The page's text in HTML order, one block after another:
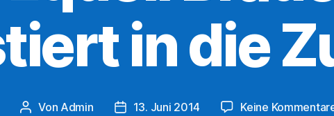
in die
Beitragsautor
Von Admin Veröffentlichungsdatum
13. Juni 2014 Keine